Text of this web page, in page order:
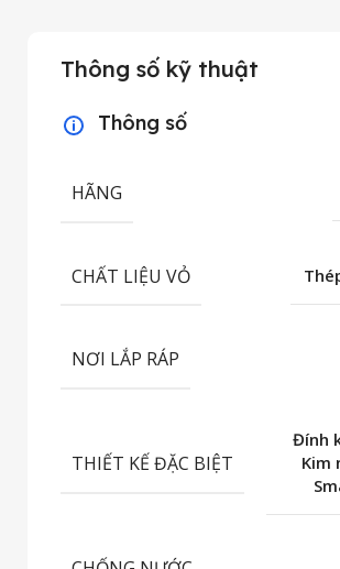
Thông số kỹ thuật
Thông số
HÃNG
CHẤT LIỆU VỎ
NƠI LẮP RÁP
THIẾT KẾ ĐẶC BIỆT
Đính
Kim